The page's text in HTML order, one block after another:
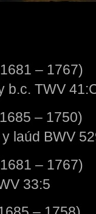
– 1767)
b.c. TWV
– 1750)
laúd BWV
– 1767)
33:5